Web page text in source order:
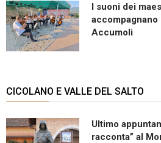
I suoni dei
Accumoli
CICOLANO E VALLE DEL SALTO
Ultimo
racconta” al